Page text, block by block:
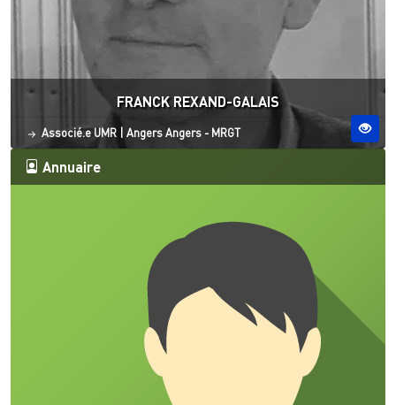
FRANCK REXAND-GALAIS
Statut
Associé.e UMR Site ESO
AngersAngers - MRGT
Annuaire